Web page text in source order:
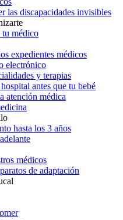
las discapacidades invisibles
tu médico
expedientes médicos
electrónico
y terapias
antes que tu bebé
atención médica
hasta los 3 años
médicos
de adaptación